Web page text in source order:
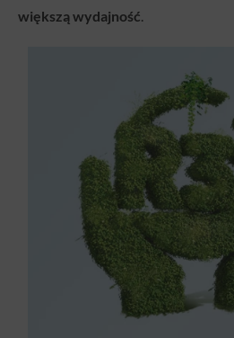
większą wydajność.